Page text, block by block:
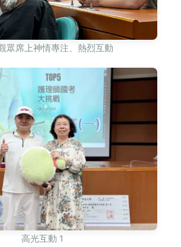
眾席上神情專注、熱烈互動
高光互動 1